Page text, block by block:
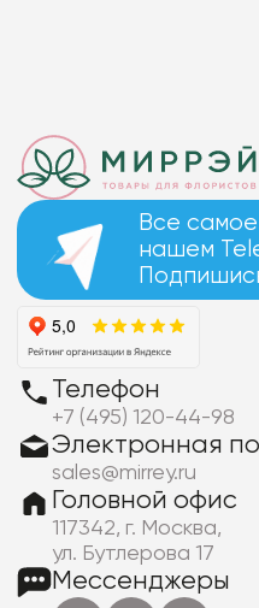
Все
нашем
Телефон
+7 (495) 120-44-98
Электронная
sales@mirrey.ru
Головной офис
117342, г. Москва,
ул. Бутлерова 17
Мессенджеры